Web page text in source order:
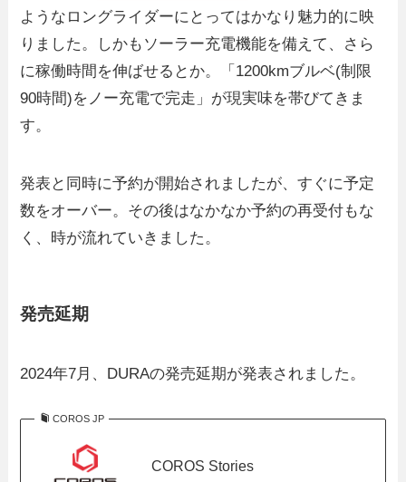
ようなロングライダーにとってはかなり魅力的に映
りました。しかもソーラー充電機能を備えて、さら
に稼働時間を伸ばせるとか。「1200kmブルベ(制限
90時間)をノー充電で完走」が現実味を帯びてきま
す。
発表と同時に予約が開始されましたが、すぐに予定
数をオーバー。その後はなかなか予約の再受付もな
く、時が流れていきました。
発売延期
2024年7月、DURAの発売延期が発表されました。
COROS JP
COROS Stories